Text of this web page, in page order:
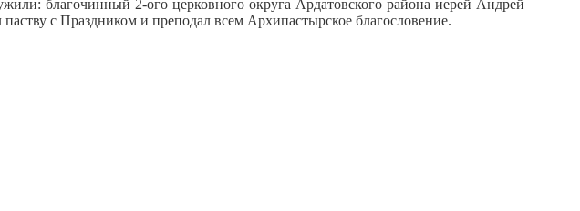
благочинный 2-ого церковного округа Ардатовского района иерей Андрей
с Праздником и преподал всем Архипастырское благословение.